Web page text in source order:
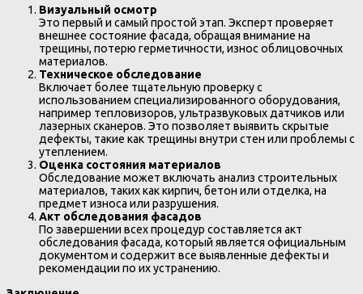
Визуальный осмотр
Это первый и самый простой этап. Эксперт проверяет
внешнее состояние фасада, обращая внимание на
трещины, потерю герметичности, износ облицовочных
материалов.
Техническое обследование
Включает более тщательную проверку с
использованием специализированного оборудования,
например тепловизоров, ультразвуковых датчиков или
лазерных сканеров. Это позволяет выявить скрытые
дефекты, такие как трещины внутри стен или проблемы с
утеплением.
Оценка состояния материалов
Обследование может включать анализ строительных
материалов, таких как кирпич, бетон или отделка, на
предмет износа или разрушения.
Акт обследования фасадов
По завершении всех процедур составляется акт
обследования фасада, который является официальным
документом и содержит все выявленные дефекты и
рекомендации по их устранению.